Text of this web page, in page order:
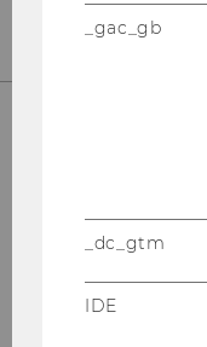
Hot­line:
_gac_gb
_dc_gtm
IDE